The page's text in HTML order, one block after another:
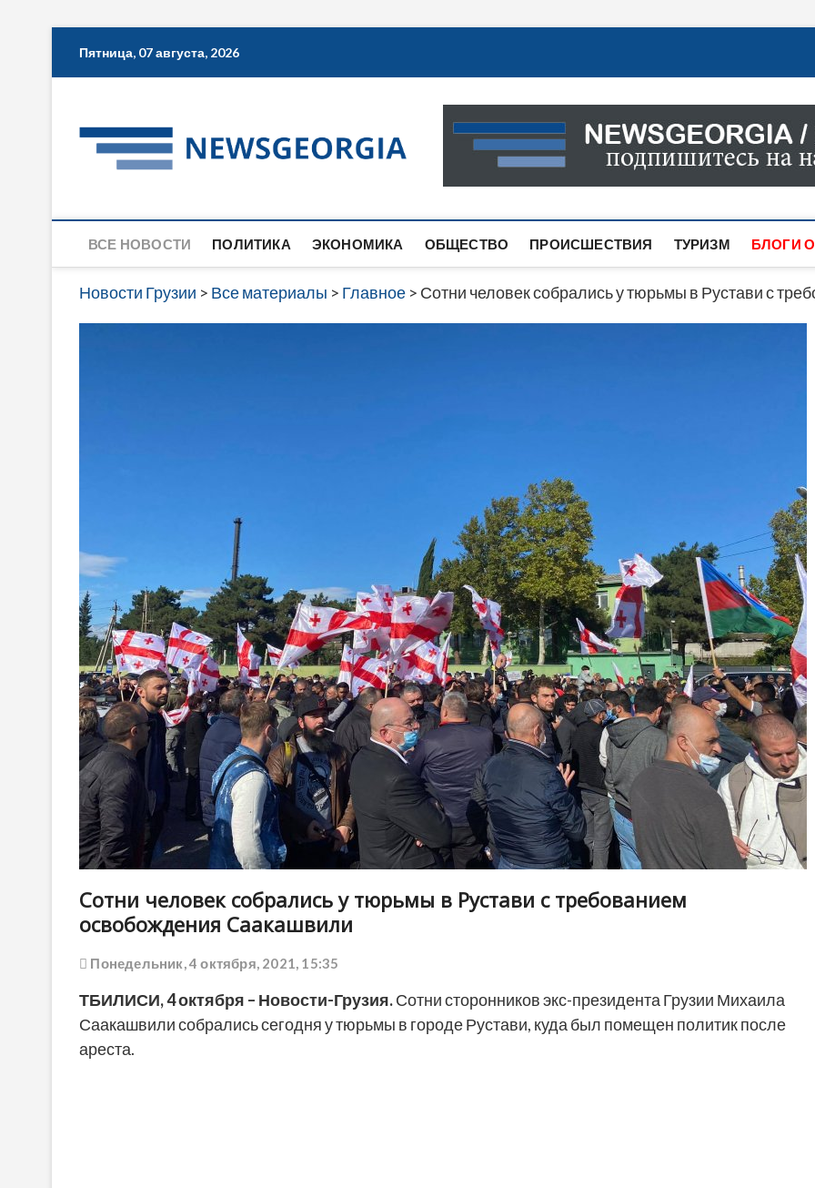
Пятница, 07 августа, 2026
Новости Грузии
САМАЯ АКТУАЛЬНАЯ ИНФОРМАЦИЯ О СОБЫТИЯХ
САЙТЕ ВЫ НАЙДЕТЕ НОВОСТИ ПОЛИТИКИ,
ВСЕ НОВОСТИ ПОЛИТИКА ЭКОНОМИКА ОБЩЕСТВО ПРОИСШЕСТВИЯ ТУРИЗМ БЛОГИ
Новости Грузии > Все материалы > Главное > Сотни человек собрались у тюрьмы в Рустави с
Сотни человек собрались у тюрьмы в Рустави с требованием
освобождения Саакашвили
Понедельник, 4 октября, 2021, 15:35
ТБИЛИСИ, 4 октября – Новости-Грузия.Сотни сторонников экс-президента Грузии Михаила
Саакашвили собрались сегодня у тюрьмы в городе Рустави, куда был помещен политик после
ареста.